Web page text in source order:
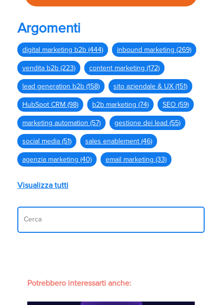
Argomenti
digital marketing b2b (444) inbound marketing (269)
vendita b2b (223) content marketing (172)
lead generation b2b (158) sito aziendale & UX (151)
HubSpot CRM (98) b2b marketing (74) SEO (59)
marketing automation (57) gestione dei lead (55)
social media (51) sales enablement (46)
agenzia marketing (40) email marketing (33)
Visualizza tutti
Potrebbero interessarti anche: